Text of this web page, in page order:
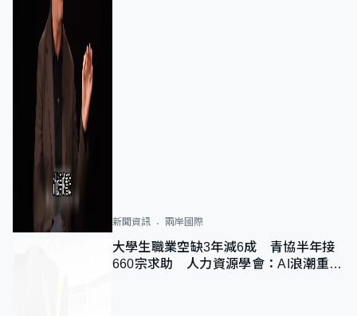
新聞資訊 兩岸國際
大學生職業空缺3年減6成 青協半年接
660宗求助 人力資源學會：AI浪潮重整